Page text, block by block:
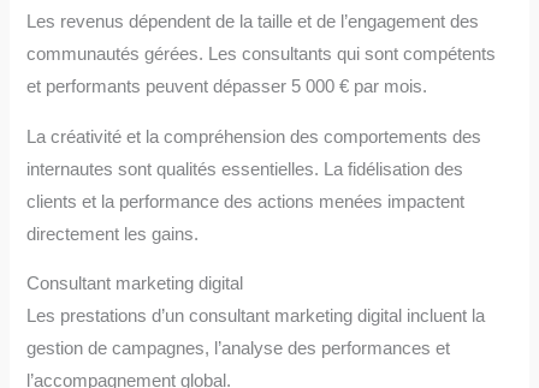
Les revenus dépendent de la taille et de l’engagement des
communautés gérées. Les consultants qui sont compétents
et performants peuvent dépasser 5 000 € par mois.
La créativité et la compréhension des comportements des
internautes sont qualités essentielles. La fidélisation des
clients et la performance des actions menées impactent
directement les gains.
Consultant marketing digital
Les prestations d’un consultant marketing digital incluent la
gestion de campagnes, l’analyse des performances et
l’accompagnement global.